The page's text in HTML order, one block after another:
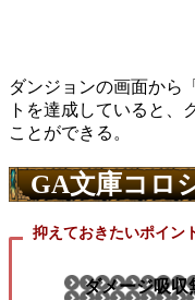
ダンジョンの画面から「
トを達成していると、
ことができる。
GA文庫コロ
抑えておきたいポイン
ダメージ吸収